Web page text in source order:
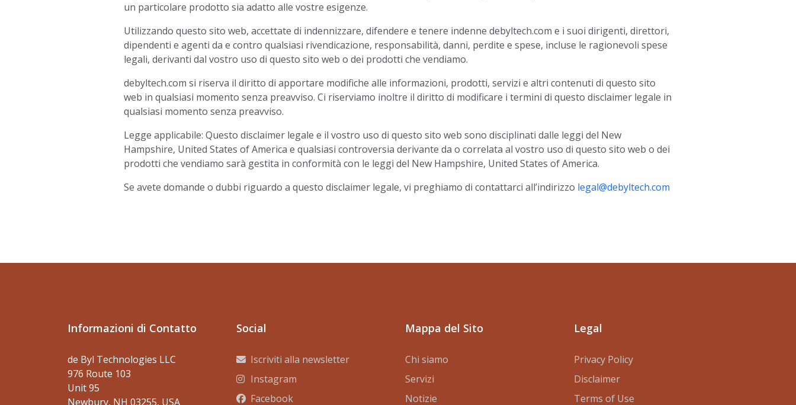
un particolare prodotto sia adatto alle vostre esigenze.
Utilizzando questo sito web, accettate di indennizzare, difendere e tenere indenne debyltech.com e i suoi dirigenti, direttori,
dipendenti e agenti da e contro qualsiasi rivendicazione, responsabilità, danni, perdite e spese, incluse le ragionevoli spese
legali, derivanti dal vostro uso di questo sito web o dei prodotti che vendiamo.
debyltech.com si riserva il diritto di apportare modifiche alle informazioni, prodotti, servizi e altri contenuti di questo sito
web in qualsiasi momento senza preavviso. Ci riserviamo inoltre il diritto di modificare i termini di questo disclaimer legale in
qualsiasi momento senza preavviso.
Legge applicabile: Questo disclaimer legale e il vostro uso di questo sito web sono disciplinati dalle leggi del New
Hampshire, United States of America e qualsiasi controversia derivante da o correlata al vostro uso di questo sito web o dei
prodotti che vendiamo sarà gestita in conformità con le leggi del New Hampshire, United States of America.
Se avete domande o dubbi riguardo a questo disclaimer legale, vi preghiamo di contattarci all’indirizzo legal@debyltech.com
Informazioni di Contatto
de Byl Technologies LLC
976 Route 103
Unit 95
Newbury, NH 03255, USA
Social
Iscriviti alla newsletter
Instagram
Facebook
Mappa del Sito
Chi siamo
Servizi
Notizie
Legal
Privacy Policy
Disclaimer
Terms of Use